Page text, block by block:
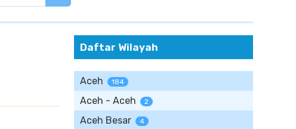
Daftar Wilayah
Aceh 184
Aceh - Aceh 2
Aceh Besar 4